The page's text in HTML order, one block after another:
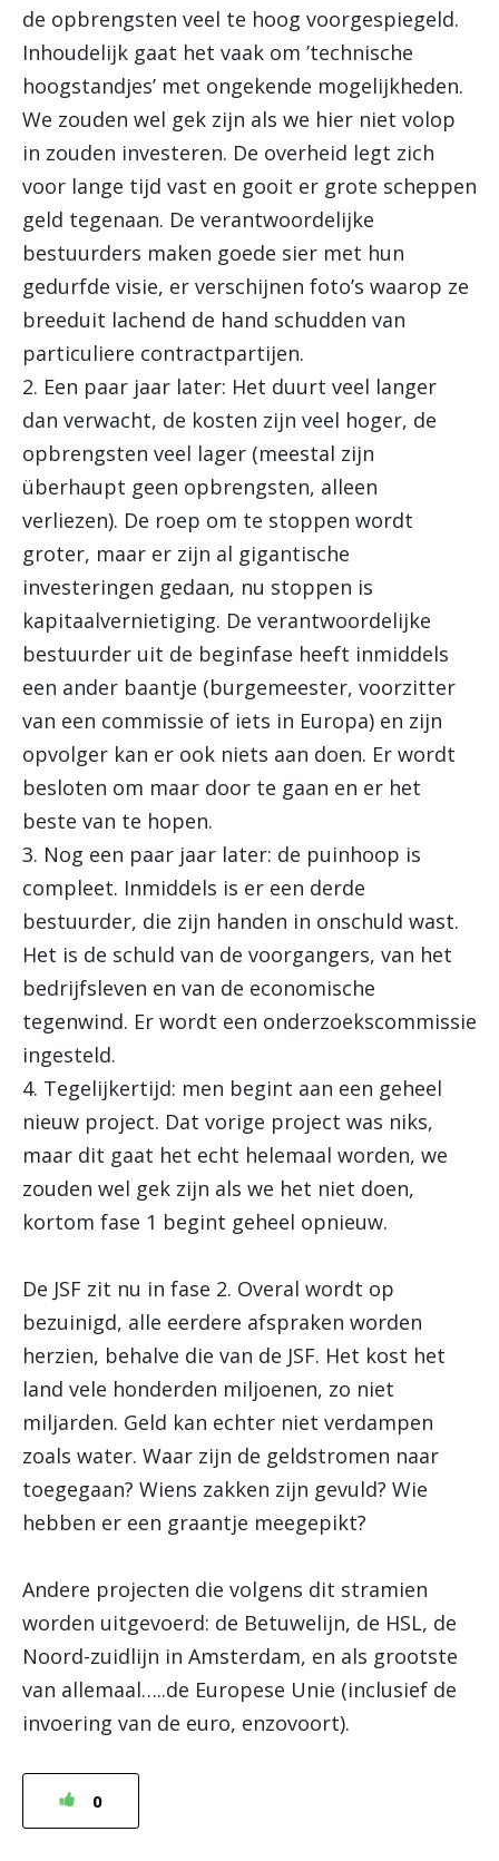
de opbrengsten veel te hoog voorgespiegeld.
Inhoudelijk gaat het vaak om ’technische
hoogstandjes’ met ongekende mogelijkheden.
We zouden wel gek zijn als we hier niet volop
in zouden investeren. De overheid legt zich
voor lange tijd vast en gooit er grote scheppen
geld tegenaan. De verantwoordelijke
bestuurders maken goede sier met hun
gedurfde visie, er verschijnen foto’s waarop ze
breeduit lachend de hand schudden van
particuliere contractpartijen.
2. Een paar jaar later: Het duurt veel langer
dan verwacht, de kosten zijn veel hoger, de
opbrengsten veel lager (meestal zijn
überhaupt geen opbrengsten, alleen
verliezen). De roep om te stoppen wordt
groter, maar er zijn al gigantische
investeringen gedaan, nu stoppen is
kapitaalvernietiging. De verantwoordelijke
bestuurder uit de beginfase heeft inmiddels
een ander baantje (burgemeester, voorzitter
van een commissie of iets in Europa) en zijn
opvolger kan er ook niets aan doen. Er wordt
besloten om maar door te gaan en er het
beste van te hopen.
3. Nog een paar jaar later: de puinhoop is
compleet. Inmiddels is er een derde
bestuurder, die zijn handen in onschuld wast.
Het is de schuld van de voorgangers, van het
bedrijfsleven en van de economische
tegenwind. Er wordt een onderzoekscommissie
ingesteld.
4. Tegelijkertijd: men begint aan een geheel
nieuw project. Dat vorige project was niks,
maar dit gaat het echt helemaal worden, we
zouden wel gek zijn als we het niet doen,
kortom fase 1 begint geheel opnieuw.
De JSF zit nu in fase 2. Overal wordt op
bezuinigd, alle eerdere afspraken worden
herzien, behalve die van de JSF. Het kost het
land vele honderden miljoenen, zo niet
miljarden. Geld kan echter niet verdampen
zoals water. Waar zijn de geldstromen naar
toegegaan? Wiens zakken zijn gevuld? Wie
hebben er een graantje meegepikt?
Andere projecten die volgens dit stramien
worden uitgevoerd: de Betuwelijn, de HSL, de
Noord-zuidlijn in Amsterdam, en als grootste
van allemaal…..de Europese Unie (inclusief de
invoering van de euro, enzovoort).
0